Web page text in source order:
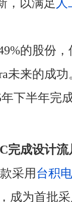
，以满足
的股份
未来的成
下半年完
完成设计流
采用 台积电
成为首批